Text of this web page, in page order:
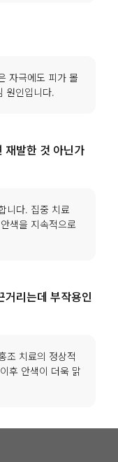
자극에도 피가 몰
원인입니다.
재발한 것 아닌가
니다. 집중 치료
색을 지속적으로
거리는데 부작용인
조 치료의 정상적
후 안색이 더욱 맑